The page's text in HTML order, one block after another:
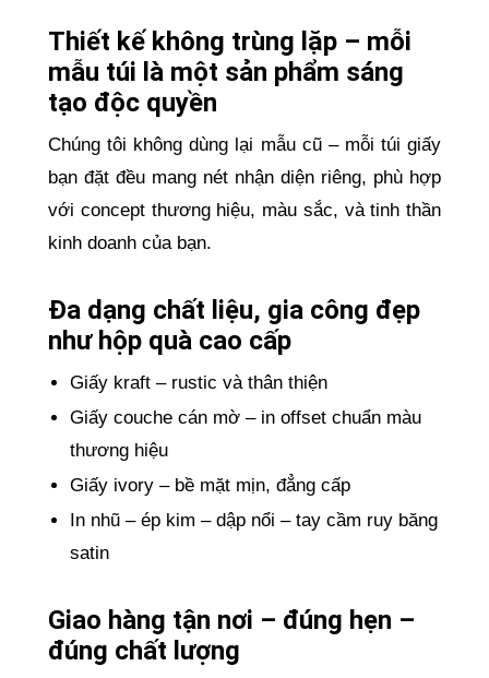
Thiết kế không trùng lặp – mỗi
mẫu túi là một sản phẩm sáng
tạo độc quyền
Chúng tôi không dùng lại mẫu cũ – mỗi túi giấy
bạn đặt đều mang nét nhận diện riêng, phù hợp
với concept thương hiệu, màu sắc, và tinh thần
kinh doanh của bạn.
Đa dạng chất liệu, gia công đẹp
như hộp quà cao cấp
Giấy kraft – rustic và thân thiện
Giấy couche cán mờ – in offset chuẩn màu
thương hiệu
Giấy ivory – bề mặt mịn, đẳng cấp
In nhũ – ép kim – dập nổi – tay cầm ruy băng
satin
Giao hàng tận nơi – đúng hẹn –
đúng chất lượng